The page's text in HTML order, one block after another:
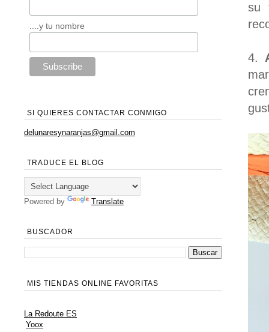
su
4.
....y tu nombre
SI QUIERES CONTACTAR CONMIGO
delunaresynaranjas@gmail.com
TRADUCE EL BLOG
Powered by Translate
BUSCADOR
MIS TIENDAS ONLINE FAVORITAS
La Redoute ES
Yoox